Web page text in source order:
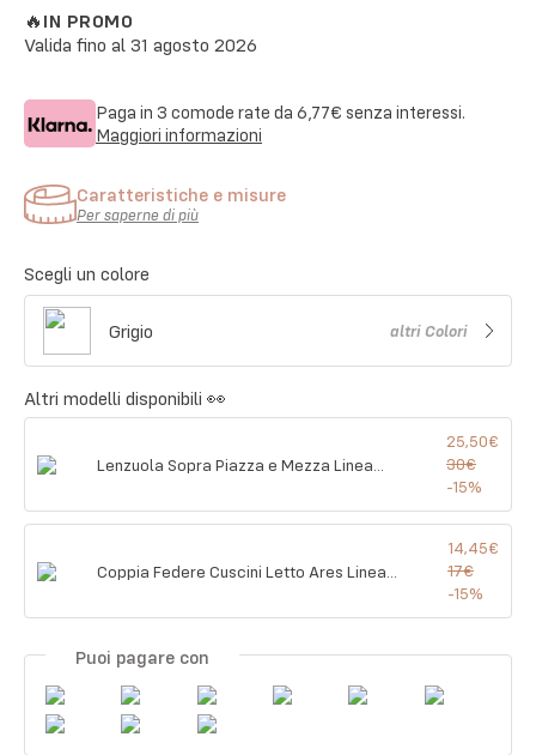
🔥 IN PROMO
Valida fino al 31 agosto 2026
Paga in 3 comode rate da 6,77€ senza interessi.
Maggiori informazioni
Caratteristiche e misure
Per saperne di più
Scegli un colore
Grigio altriColori
Altri modelli disponibili 👀
Lenzuola Sopra Piazza e Mezza Linea
25,50€
30€
-15%
Coppia Federe Cuscini Letto Ares Linea
14,45€
17€
-15%
Puoi pagare con